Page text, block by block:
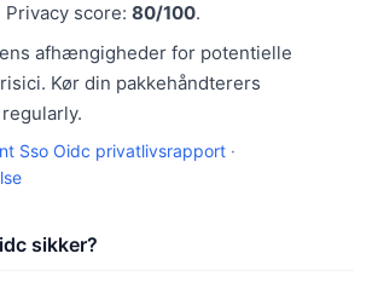
score: 80/100.
afhængigheder for potentielle
Kør din pakkehåndterers
Sso Oidc privatlivsrapport ·
sikker?